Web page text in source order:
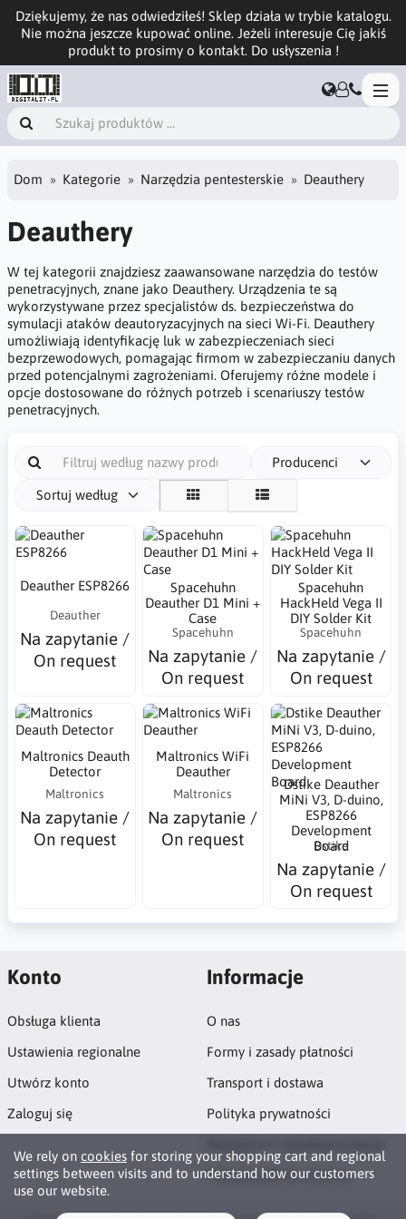
Dziękujemy, że nas odwiedziłeś! Sklep działa w trybie katalogu.
Nie można jeszcze kupować online. Jeżeli interesuje Cię jakiś
produkt to prosimy o kontakt. Do usłyszenia !
Dom Kategorie Narzędzia pentesterskie Deauthery
Deauthery
W tej kategorii znajdziesz zaawansowane narzędzia do testów
penetracyjnych, znane jako Deauthery. Urządzenia te są
wykorzystywane przez specjalistów ds. bezpieczeństwa do
symulacji ataków deautoryzacyjnych na sieci Wi-Fi. Deauthery
umożliwiają identyfikację luk w zabezpieczeniach sieci
bezprzewodowych, pomagając firmom w zabezpieczaniu danych
przed potencjalnymi zagrożeniami. Oferujemy różne modele i
opcje dostosowane do różnych potrzeb i scenariuszy testów
penetracyjnych.
Producenci
Sortuj według
Deauther ESP8266
Deauther
Na zapytanie /
On request
Spacehuhn
Deauther D1 Mini +
Case
Spacehuhn
Na zapytanie /
On request
Spacehuhn
HackHeld Vega II
DIY Solder Kit
Spacehuhn
Na zapytanie /
On request
Maltronics Deauth
Detector
Maltronics
Na zapytanie /
On request
Maltronics WiFi
Deauther
Maltronics
Na zapytanie /
On request
Dstike Deauther
MiNi V3, D-duino,
ESP8266
Development
Board
Dstike
Na zapytanie /
On request
We rely on cookies for storing your shopping cart and regional
settings between visits and to understand how our customers
use our website.
Konto
Obsługa klienta
Ustawienia regionalne
Utwórz konto
Zaloguj się
Informacje
O nas
Formy i zasady płatności
Transport i dostawa
Polityka prywatności
Polityka plików cookies